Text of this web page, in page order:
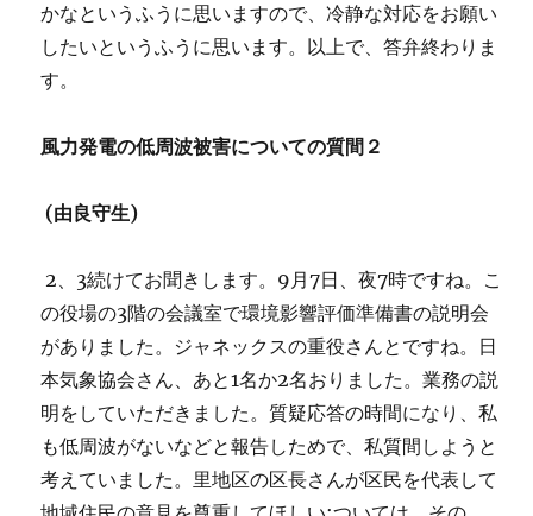
かなというふうに思いますので、冷静な対応をお願い
したいというふうに思います。以上で、答弁終わりま
す。
風力発電の低周波被害についての質間２
(由良守生)
2、3続けてお聞きします。9月7日、夜7時ですね。こ
の役場の3階の会議室で環境影響評価準備書の説明会
がありました。ジャネックスの重役さんとですね。日
本気象協会さん、あと1名か2名おりました。業務の説
明をしていただきました。質疑応答の時間になり、私
も低周波がないなどと報告しためで、私質間しようと
考えていました。里地区の区長さんが区民を代表して